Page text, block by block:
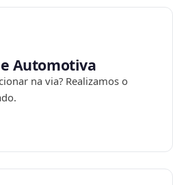
Automotiva
na via? Realizamos o